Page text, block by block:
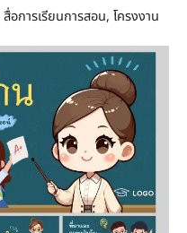
สื่อการเรียนการสอน, โครงงาน